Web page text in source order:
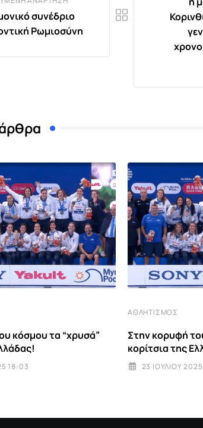
συνέδριο
Ρωμιοσύνη
κόσμου τα “χρυσά”
18:03
ΑΘΛΗΤΙΣΜΌΣ
Στην κορυφή
κορίτσια της
23 ΙΟΥΛΊΟΥ